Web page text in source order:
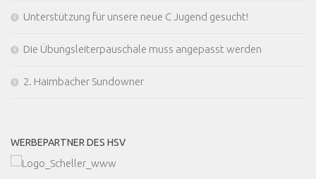
Unterstützung für unsere neue C Jugend gesucht!
Die Übungsleiterpauschale muss angepasst werden
2. Haimbacher Sundowner
WERBEPARTNER DES HSV